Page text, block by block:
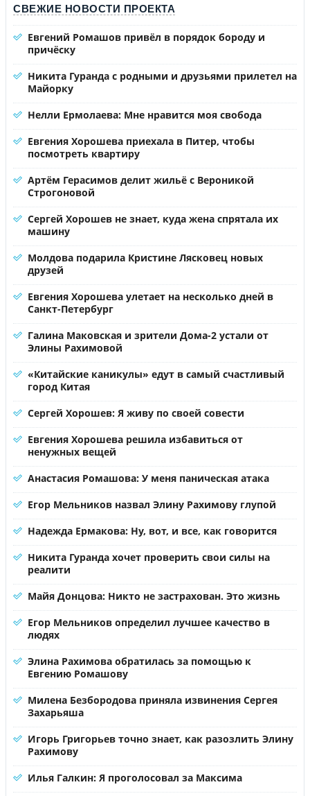
СВЕЖИЕ НОВОСТИ ПРОЕКТА
Евгений Ромашов привёл в порядок бороду и
причёску
Никита Гуранда с родными и друзьями прилетел на
Майорку
Нелли Ермолаева: Мне нравится моя свобода
Евгения Хорошева приехала в Питер, чтобы
посмотреть квартиру
Артём Герасимов делит жильё с Вероникой
Строгоновой
Сергей Хорошев не знает, куда жена спрятала их
машину
Молдова подарила Кристине Лясковец новых
друзей
Евгения Хорошева улетает на несколько дней в
Санкт-Петербург
Галина Маковская и зрители Дома-2 устали от
Элины Рахимовой
«Китайские каникулы» едут в самый счастливый
город Китая
Сергей Хорошев: Я живу по своей совести
Евгения Хорошева решила избавиться от
ненужных вещей
Анастасия Ромашова: У меня паническая атака
Егор Мельников назвал Элину Рахимову глупой
Надежда Ермакова: Ну, вот, и все, как говорится
Никита Гуранда хочет проверить свои силы на
реалити
Майя Донцова: Никто не застрахован. Это жизнь
Егор Мельников определил лучшее качество в
людях
Элина Рахимова обратилась за помощью к
Евгению Ромашову
Милена Безбородова приняла извинения Сергея
Захарьяша
Игорь Григорьев точно знает, как разозлить Элину
Рахимову
Илья Галкин: Я проголосовал за Максима